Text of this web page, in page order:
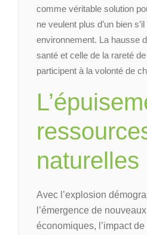
comme véritable solution
ne veulent plus d’un bien
environnement. La hausse
santé et celle de la rareté
participent à la volonté de
naturelles
Avec l’explosion
l’émergence de
économiques, l’impact de